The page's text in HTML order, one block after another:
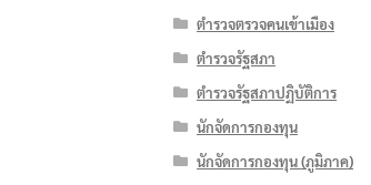
ตำรวจตรวจคนเข้าเมือง
ตำรวจรัฐสภา
ตำรวจรัฐสภาปฏิบัติการ
นักจัดการกองทุน
นักจัดการกองทุน (ภูมิภาค)